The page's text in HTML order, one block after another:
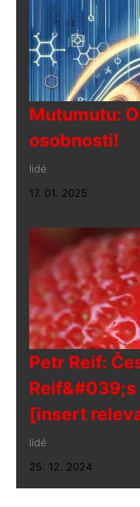
Mutumutu:
osobnosti!
lidé
17. 01. 2025
Petr Reif:
[insert
lidé
25. 12. 2024